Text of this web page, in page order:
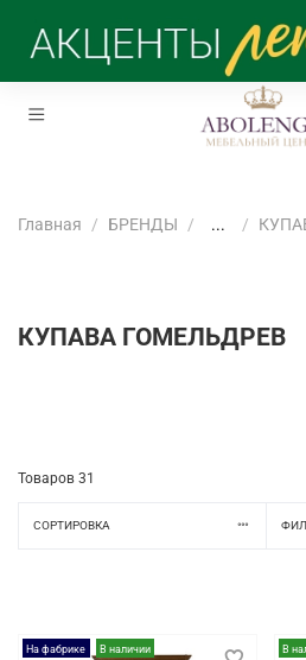
Главная БРЕНДЫ ...
КУПАВА ГОМЕЛЬДРЕВ
Товаров 31
СОРТИРОВКА
На фабрике В наличии В